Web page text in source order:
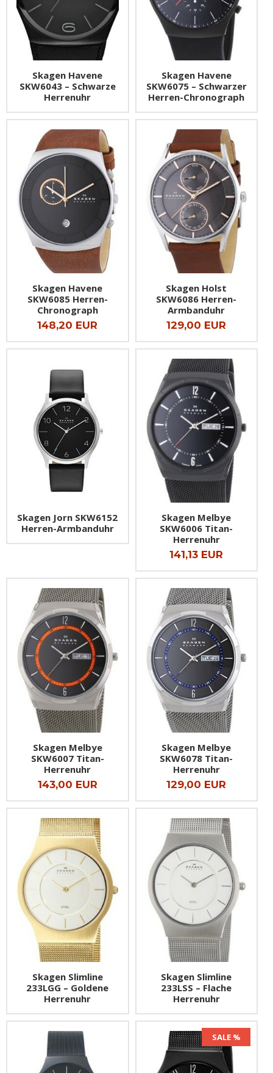
Skagen Havene
SKW6043 – Schwarze
Herrenuhr
Skagen Havene
SKW6075 – Schwarzer
Herren-Chronograph
Skagen Havene
SKW6085 Herren-
Chronograph
148,20 EUR
Skagen Holst
SKW6086 Herren-
Armbanduhr
129,00 EUR
Skagen Jorn SKW6152
Herren-Armbanduhr
Skagen Melbye
SKW6006 Titan-
Herrenuhr
141,13 EUR
Skagen Melbye
SKW6007 Titan-
Herrenuhr
143,00 EUR
Skagen Melbye
SKW6078 Titan-
Herrenuhr
129,00 EUR
Skagen Slimline
233LGG – Goldene
Herrenuhr
Skagen Slimline
233LSS – Flache
Herrenuhr
SALE %